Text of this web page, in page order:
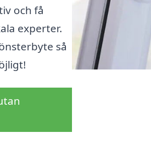
och få
experter.
så